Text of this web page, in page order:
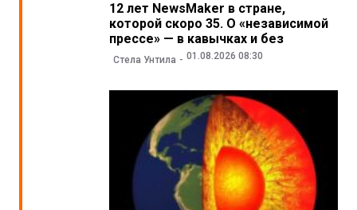
12 лет NewsMaker в стране,
которой скоро 35. О «независимой
прессе» — в кавычках и без
Стела Унтила 01.08.2026 08:30